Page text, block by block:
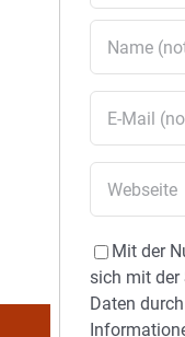
Mit der
sich mit der
Daten